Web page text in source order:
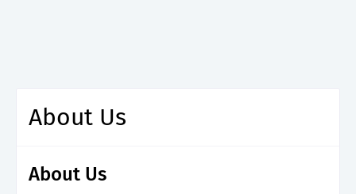
About Us
About Us